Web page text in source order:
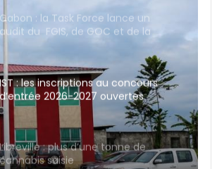
IST : les inscriptions au concours
d’entrée 2026-2027 ouvertes
jusqu’au 31 août
Libreville : plus d’une tonne de
cannabis saisie
Gabon : 1 664 délégués élus lors des
premières élections